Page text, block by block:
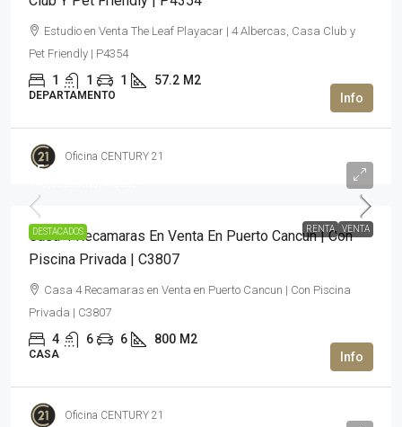
Estudio en Venta The Leaf Playacar | 4 Albercas, Casa Club y
Pet Friendly | P4354
1 1 1 57.2 M2
DEPARTAMENTO
Oficina CENTURY 21
DESTACADOS RENTA VENTA
35,980,000MXN$
Casa 4 Recamaras En Venta En Puerto Cancun | Con
Piscina Privada | C3807
Casa 4 Recamaras en Venta en Puerto Cancun | Con Piscina
Privada | C3807
4 6 6 800 M2
CASA
Oficina CENTURY 21